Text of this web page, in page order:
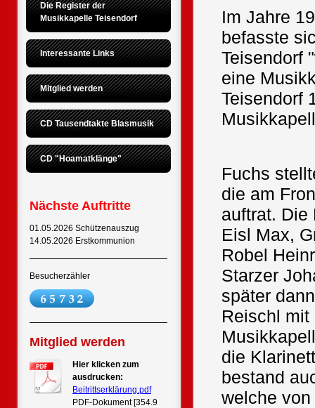
Die Register der
Musikkapelle Teisendorf
Interessante Links
Mitglied werden
CD Tausendtakte Blasmusik
CD "Hoamatklänge"
Nächste Auftritte
01.05.2026 Schützenauszug
14.05.2026 Erstkommunion
Besucherzähler
Mitglied werden
Hier klicken zum
ausdrucken:
Beitrittserklärung.pdf
PDF-Dokument [354.9
Im Jahre
befasste
Teisendorf
eine
Teisendorf
Fuchs
die am
auftrat. Die
Eisl Max,
Robel
Starzer
später
Reischl
die
bestand
welche